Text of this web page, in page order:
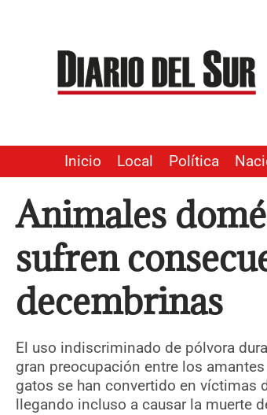
contenido
Inicio Local Política
Animales
sufren
decembrinas
El uso indiscriminado de pólvora
gran preocupación entre los
gatos se han convertido en víctimas
llegando incluso a causar la muerte